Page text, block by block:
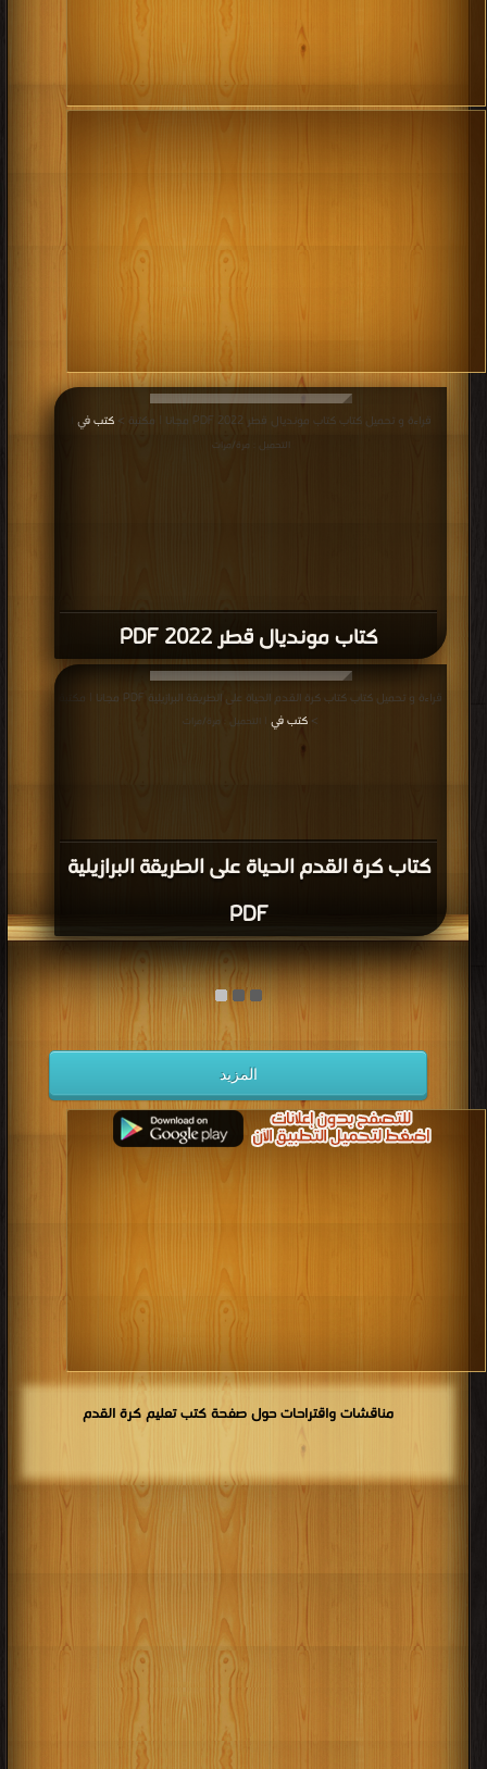
كتاب مونديال قطر 2022 PDF
قراءة و تحميل كتاب كتاب مونديال قطر 2022 PDF مجانا | مكتبة > كتب في
التحميل : مرة/مرات
كتاب كرة القدم الحياة على الطريقة البرازيلية
PDF
قراءة و تحميل كتاب كتاب كرة القدم الحياة على الطريقة البرازيلية PDF مجانا | مكتبة
> كتب في | التحميل : مرة/مرات
المزيد
مناقشات واقتراحات حول صفحة كتب تعليم كرة القدم